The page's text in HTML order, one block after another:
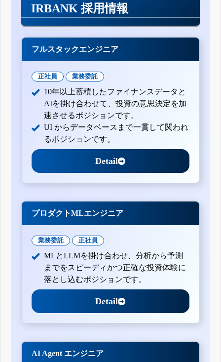
IRBANK 採用情報
フルスタックエンジニア
正社員 業務委託
10年以上蓄積したファイナンスデータと
AIを掛け合わせて、投資の意思決定を加
速させるポジションです。
UI からデータベースまで一貫して関われ
るポジションです。
Detail
プロダクトMLエンジニア
業務委託 正社員
MLとLLMを掛け合わせ、分析から予測
までをスピーディかつ正確な投資体験に
落とし込むポジションです。
Detail
AI Agent エンジニア